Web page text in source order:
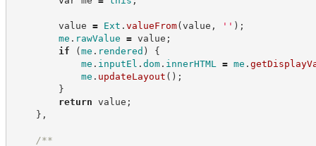
value = Ext . valueFrom(value , ' ' ) ;
me . rawValue = value ;
if
(me . rendered )
{
me . inputEl . dom. innerHTML = me .
me . updateLayout ( ) ;
}
return value ;
} ,
/**